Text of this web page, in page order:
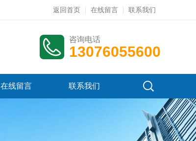
返回首页 在线留言 联系我们
咨询电话
13076055600
在线留言 联系我们